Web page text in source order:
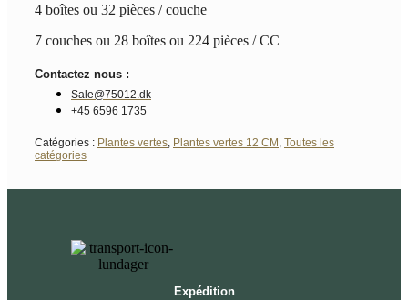
4 boîtes ou 32 pièces / couche
7 couches ou 28 boîtes ou 224 pièces / CC
Contactez nous :
Sale@75012.dk
+45 6596 1735
Catégories : Plantes vertes Plantes vertes 12 CM Toutes les
catégories
Expédition